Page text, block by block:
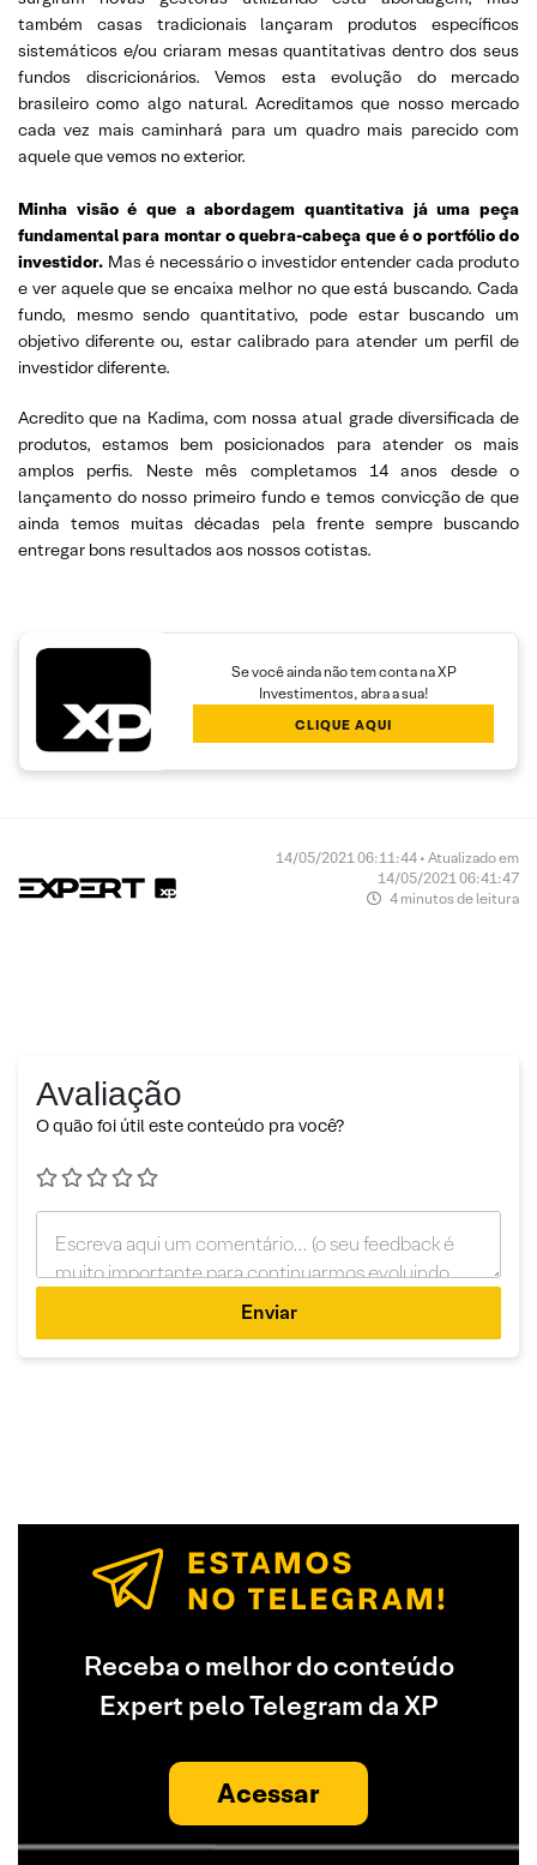
também casas tradicionais lançaram produtos específicos
sistemáticos e/ou criaram mesas quantitativas dentro dos seus
fundos discricionários. Vemos esta evolução do mercado
brasileiro como algo natural. Acreditamos que nosso mercado
cada vez mais caminhará para um quadro mais parecido com
aquele que vemos no exterior.
Minha visão é que a abordagem quantitativa já uma peça
fundamental para montar o quebra-cabeça que é o portfólio do
investidor. Mas é necessário o investidor entender cada produto
e ver aquele que se encaixa melhor no que está buscando. Cada
fundo, mesmo sendo quantitativo, pode estar buscando um
objetivo diferente ou, estar calibrado para atender um perfil de
investidor diferente.
Acredito que na Kadima, com nossa atual grade diversificada de
produtos, estamos bem posicionados para atender os mais
amplos perfis. Neste mês completamos 14 anos desde o
lançamento do nosso primeiro fundo e temos convicção de que
ainda temos muitas décadas pela frente sempre buscando
entregar bons resultados aos nossos cotistas.
Se você ainda não tem conta na XP
Investimentos, abra a sua!
CLIQUE AQUI
14/05/2021 06:11:44 • Atualizado em
14/05/2021 06:41:47
4 minutos de leitura
Avaliação
O quão foi útil este conteúdo pra você?
Enviar
Receba o melhor do conteúdo
Expert pelo Telegram da XP
Acessar